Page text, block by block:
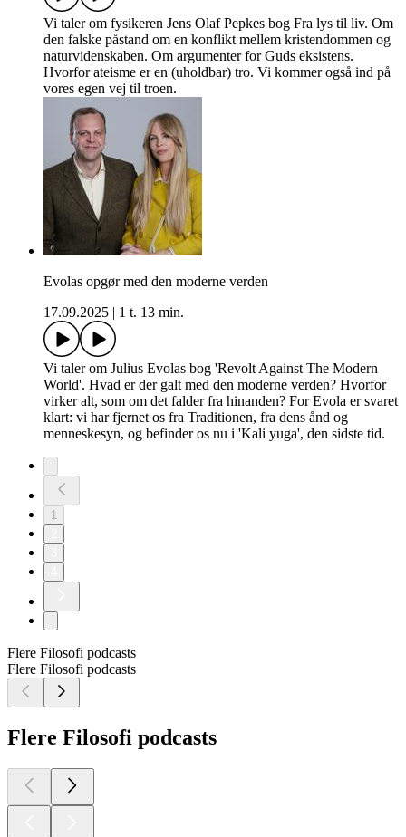
Vi taler om fysikeren Jens Olaf Pepkes bog Fra lys til liv. Om
den falske påstand om en konflikt mellem kristendommen og
naturvidenskaben. Om argumenter for Guds eksistens.
Hvorfor ateisme er en (uholdbar) tro. Vi kommer også ind på
vores egen vej til troen.
Evolas opgør med den moderne verden
17.09.2025
1 t. 13 min.
Vi taler om Julius Evolas bog 'Revolt Against The Modern
World'. Hvad er der galt med den moderne verden? Hvorfor
virker alt, som om det falder fra hinanden? For Evola er svaret
klart: vi har fjernet os fra Traditionen, fra dens ånd og
menneskesyn, og befinder os nu i 'Kali yuga', den sidste tid.
1
Flere Filosofi podcasts
Flere Filosofi podcasts
Flere Filosofi podcasts